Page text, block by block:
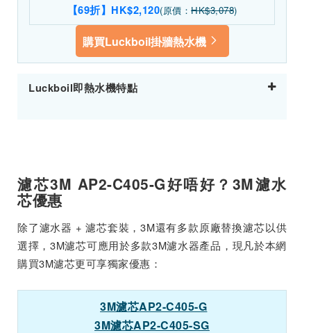
【69折】HK$2,120(原價： HK$3,078)
購買Luckboil掛牆熱水機
Luckboil即熱水機特點
濾芯3M AP2-C405-G好唔好？3M濾水
芯優惠
除了濾水器 + 濾芯套裝，3M還有多款原廠替換濾芯以供
選擇，3M濾芯可應用於多款3M濾水器產品，現凡於本網
購買3M濾芯更可享獨家優惠：
3M濾芯AP2-C405-G
3M濾芯AP2-C405-SG